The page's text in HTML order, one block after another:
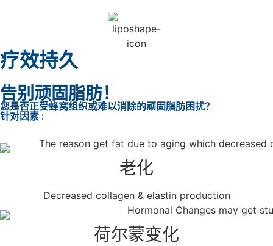
疗效持久
告别顽固脂肪！
您是否正受蜂窝组织或难以消除的顽固脂肪困扰？
针对因素 :
老化
Decreased collagen & elastin production
荷尔蒙变化